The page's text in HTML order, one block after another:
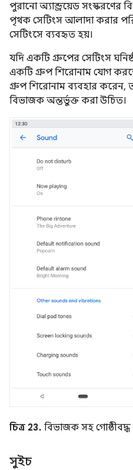
পুরানো অ্যান্ড্রয়েড সংস্করণের
পৃথক সেটিংস আলাদা করার
সেটিংসে ব্যবহৃত হয়।
যদি একটি গ্রুপের সেটিংস
একটি গ্রুপ শিরোনাম যোগ
গ্রুপ শিরোনাম ব্যবহার
বিভাজক অন্তর্ভুক্ত করা উচিত।
চিত্র 23. বিভাজক সহ গোষ্ঠীবদ্ধ
সুইচ